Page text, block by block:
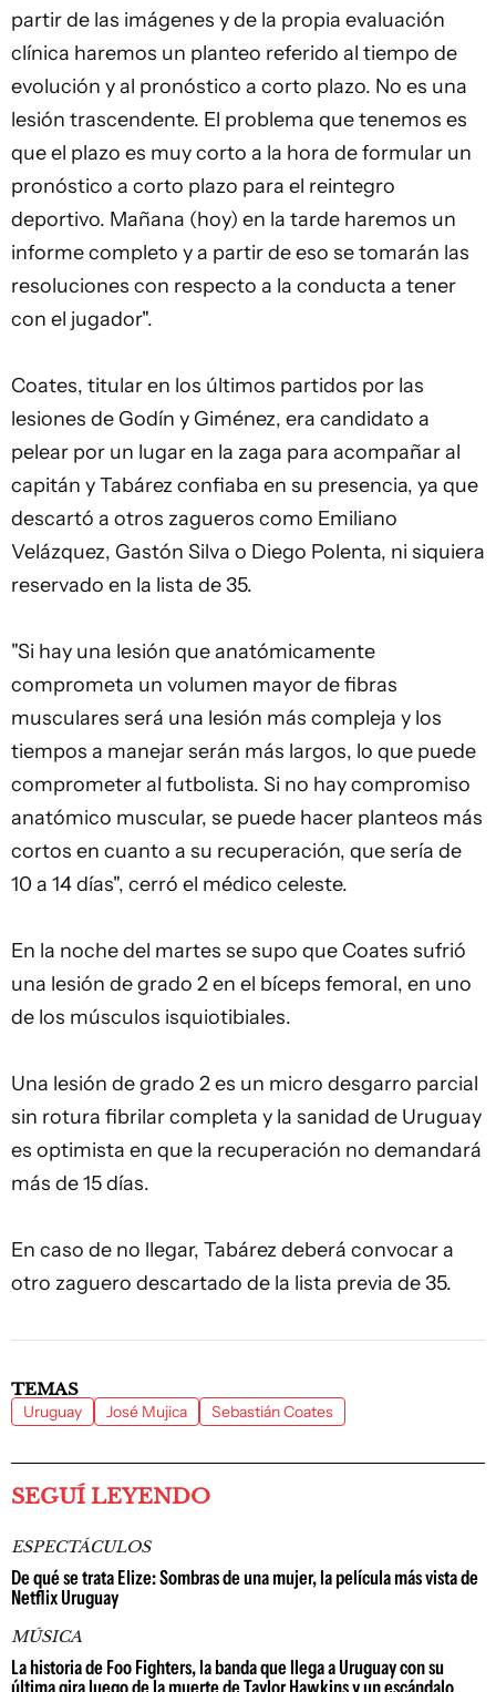
partir de las imágenes y de la propia evaluación
clínica haremos un planteo referido al tiempo de
evolución y al pronóstico a corto plazo. No es una
lesión trascendente. El problema que tenemos es
que el plazo es muy corto a la hora de formular un
pronóstico a corto plazo para el reintegro
deportivo. Mañana (hoy) en la tarde haremos un
informe completo y a partir de eso se tomarán las
resoluciones con respecto a la conducta a tener
con el jugador".
Coates, titular en los últimos partidos por las
lesiones de Godín y Giménez, era candidato a
pelear por un lugar en la zaga para acompañar al
capitán y Tabárez confiaba en su presencia, ya que
descartó a otros zagueros como Emiliano
Velázquez, Gastón Silva o Diego Polenta, ni siquiera
reservado en la lista de 35.
"Si hay una lesión que anatómicamente
comprometa un volumen mayor de fibras
musculares será una lesión más compleja y los
tiempos a manejar serán más largos, lo que puede
comprometer al futbolista. Si no hay compromiso
anatómico muscular, se puede hacer planteos más
cortos en cuanto a su recuperación, que sería de
10 a 14 días", cerró el médico celeste.
En la noche del martes se supo que Coates sufrió
una lesión de grado 2 en el bíceps femoral, en uno
de los músculos isquiotibiales.
Una lesión de grado 2 es un micro desgarro parcial
sin rotura fibrilar completa y la sanidad de Uruguay
es optimista en que la recuperación no demandará
más de 15 días.
En caso de no llegar, Tabárez deberá convocar a
otro zaguero descartado de la lista previa de 35.
TEMAS
Uruguay José Mujica Sebastián Coates
SEGUÍ LEYENDO
ESPECTÁCULOS
De qué se trata Elize: Sombras de una mujer, la película más vista de
Netflix Uruguay
MÚSICA
La historia de Foo Fighters, la banda que llega a Uruguay con su